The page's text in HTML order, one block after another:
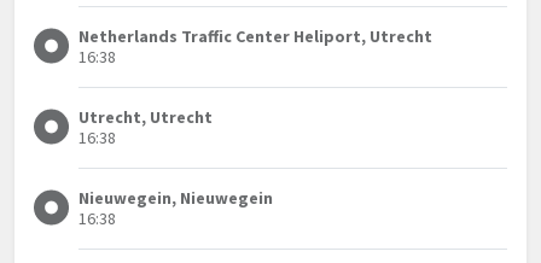
Netherlands Traffic Center Heliport, Utrecht
16:38
Utrecht, Utrecht
16:38
Nieuwegein, Nieuwegein
16:38